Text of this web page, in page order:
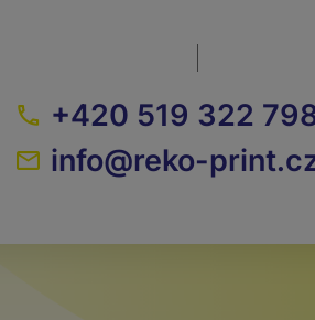
+420 519 322
info@reko-